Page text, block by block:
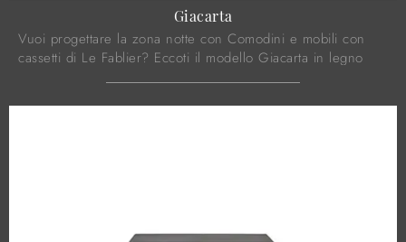
Giacarta
Vuoi progettare la zona notte con Comodini e mobili con
cassetti di Le Fablier? Eccoti il modello Giacarta in legno